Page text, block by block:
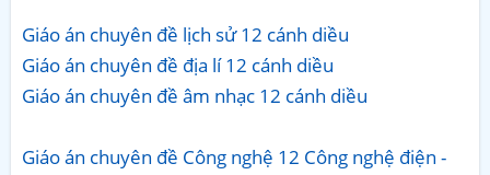
Giáo án chuyên đề lịch sử 12 cánh diều
Giáo án chuyên đề địa lí 12 cánh diều
Giáo án chuyên đề âm nhạc 12 cánh diều
Giáo án chuyên đề Công nghệ 12 Công nghệ điện -